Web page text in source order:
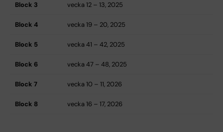
Block 3 vecka 12 – 13, 2025
Block 4 vecka 19 – 20, 2025
Block 5 vecka 41 – 42, 2025
Block 6 vecka 47 – 48, 2025
Block 7 vecka 10 – 11, 2026
Block 8 vecka 16 – 17, 2026